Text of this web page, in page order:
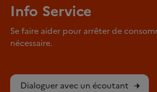
Info Service
Se faire aider pour arrêter de
nécessaire.
Dialoguer avec un écoutant